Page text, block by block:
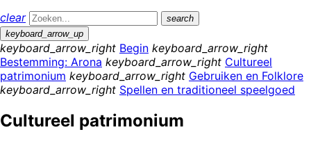
clear
search
keyboard_arrow_up
keyboard_arrow_right Begin keyboard_arrow_right
Bestemming: Arona keyboard_arrow_right Cultureel
patrimonium keyboard_arrow_right Gebruiken en Folklore
keyboard_arrow_right Spellen en traditioneel speelgoed
Cultureel patrimonium